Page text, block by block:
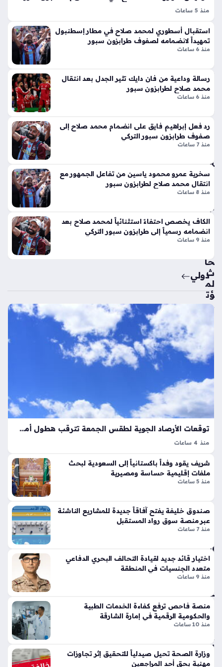
لا
ق
أيق
ونت
ها
دة
ذا
الإث
ني
شر
أس
طو
انة
ونا
الح
رك
ة
دو
ي
منذ
شه
ر
واح
بنت
لي
كون
تين
نتا
ل
ج
ي
تي
س
وبر
سب
سر
عد
الت
ص
م
الت
قلي
دي
بلم
سا
ت
يرا
سا
عة
دة
الج
عة
الق
اس
ة
تفت
ح
با
ب
اس
تقب
ال
حا
ث
لم
ؤت
مر
الد
ي
حو
صن
ة
الح
لال
والا
ست
دام
ة
منذ
دقي
قة
ال
س
عو
دي
ة
تق
فز
نح
الاك
تفا
منذ 5 ساعات
الخطوة الحاسمة قبل التوقيع الرسمي؛ إذ توجه النجم المصري
صباح اليوم نحو مستشفى أجيبادم ماسلاك بمدينة إسطنبول لإجراء
استقبال أسطوري لمحمد صلاح في مطار إسطنبول
تمهيداً لانضمامه لصفوف طرابزون سبور
منذ 6 ساعات
رسالة وداعية من فان دايك تثير الجدل بعد انتقال
محمد صلاح لطرابزون سبور
منذ 6 ساعات
رد فعل إبراهيم فايق على انضمام محمد صلاح إلى
صفوف طرابزون سبور التركي
منذ 7 ساعات
سخرية عمرو محمود ياسين من تفاعل الجمهور مع
انتقال محمد صلاح لطرابزون سبور
منذ 8 ساعات
الكاف يخصص احتفاءً استثنائياً لمحمد صلاح بعد
انضمامه رسمياً إلى طرابزون سبور التركي
منذ 9 ساعات
دولي
توقعات الأرصاد الجوية لطقس الجمعة تترقب هطول أمطار في مناطق متفرقة
منذ 4 ساعات
نشرات المركز الوطني للأرصاد، حيث يشهد يوم غد الجمعة تحولات
جوية تتسم بالاعتدال الممزوج بظهور السحب الركامية في بعض
شريف يقود وفداً باكستانياً إلى السعودية لبحث
ملفات إقليمية حساسة ومصيرية
منذ 5 ساعات
صندوق خليفة يفتح آفاقاً جديدة للمشاريع الناشئة
عبر منصة سوق رواد المستقبل
منذ 7 ساعات
اختيار قائد جديد لقيادة التحالف البحري الدفاعي
متعدد الجنسيات في المنطقة
منذ 9 ساعات
منصة فاحص ترفع كفاءة الخدمات الطبية
والحكومية الرقمية في إمارة الشارقة
منذ 10 ساعات
وزارة الصحة تحيل صيدلياً للتحقيق إثر تجاوزات
مهنية بحق أحد المراجعين